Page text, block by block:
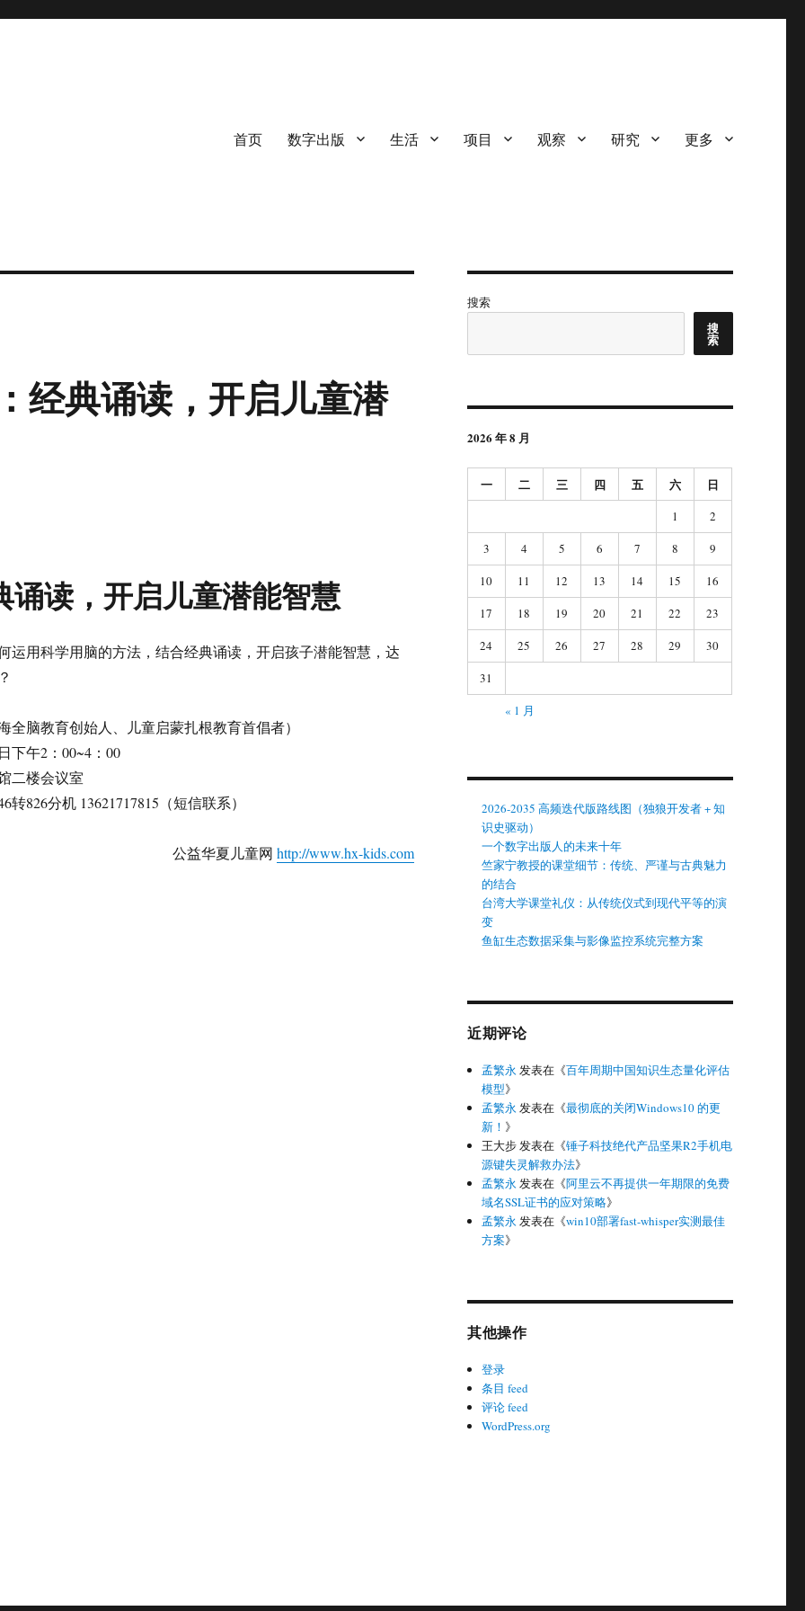
首页 数字出版 生活 项目 观察 研究 更多
经典诵读，开启儿童潜
诵读，开启儿童潜能智慧
运用科学用脑的方法，结合经典诵读，开启孩子潜能智慧，达
全脑教育创始人、儿童启蒙扎根教育首倡者）
下午2：00~4：00
二楼会议室
转826分机 13621717815（短信联系）
公益华夏儿童网 http://www.hx-kids.com
搜索
搜
索
2026 年 8 月
一 二 三 四 五 六 日
1
2
3
4 5 6 7 8
9
10
11 12 13 14 15
16
17
18 19 20 21 22
23
24
25 26 27 28 29
30
31
« 1 月
2026-2035 高频迭代版路线图（独狼开发者 + 知
识史驱动）
一个数字出版人的未来十年
竺家宁教授的课堂细节：传统、严谨与古典魅力
的结合
台湾大学课堂礼仪：从传统仪式到现代平等的演
变
鱼缸生态数据采集与影像监控系统完整方案
近期评论
孟繁永 发表在《百年周期中国知识生态量化评估
模型》
孟繁永 发表在《最彻底的关闭Windows10 的更
新！ 》
王大步发表在《锤子科技绝代产品坚果R2手机电
源键失灵解救办法》
孟繁永 发表在《阿里云不再提供一年期限的免费
域名SSL证书的应对策略》
孟繁永 发表在《win10部署fast-whisper实测最佳
方案》
其他操作
登录
条目 feed
评论 feed
WordPress.org